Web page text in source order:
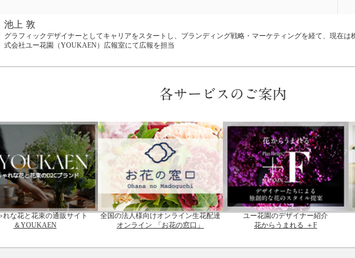
池上 敦
グラフィックデザイナーとしてキャリアをスタートし、ブランディング戦略・マーケティングを経て、現在は
式会社ユー花園（YOUKAEN）広報室にて広報を担当
各サービスのご案内
れな花と花束の通販サイト
＆YOUKAEN
全国の法人様向けオンライン生花配達
オンライン 「お花の窓口」
ユー花園のデザイナー紹介
花からうまれる ＋F